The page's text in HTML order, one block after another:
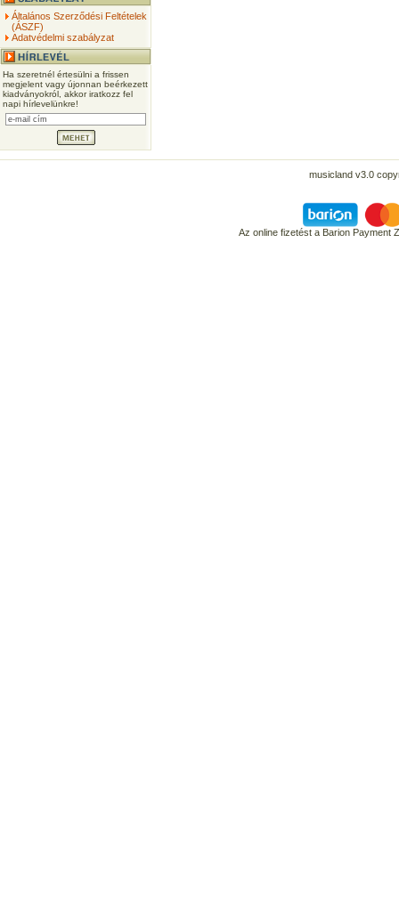
Általános Szerződési Feltételek
(ÁSZF)
Adatvédelmi szabályzat
Ha szeretnél értesülni a frissen
megjelent vagy újonnan beérkezett
kiadványokról, akkor iratkozz fel
napi hírlevelünkre!
musicland v3.0
Az online fizetést a Barion Payment